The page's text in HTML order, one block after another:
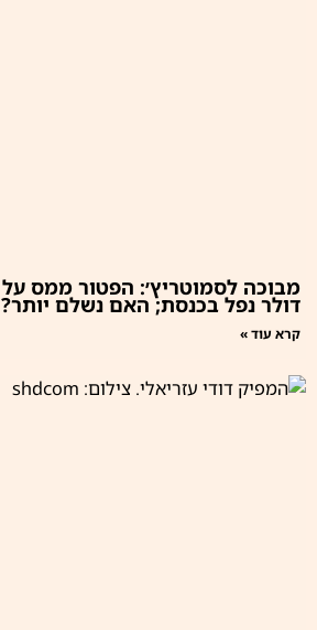
דולר נפל בכנסת; האם נשלם יותר?
קרא עוד »